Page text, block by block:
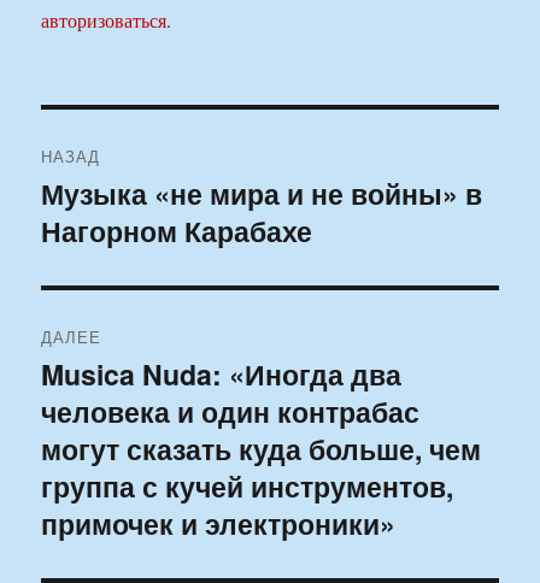
авторизоваться.
по
записям
НАЗАД
Предыдущая
запись:
Музыка «не мира и не войны» в
Нагорном Карабахе
ДАЛЕЕ
Следующая
запись:
Musica Nuda: «Иногда два
человека и один контрабас
могут сказать куда больше, чем
группа с кучей инструментов,
примочек и электроники»